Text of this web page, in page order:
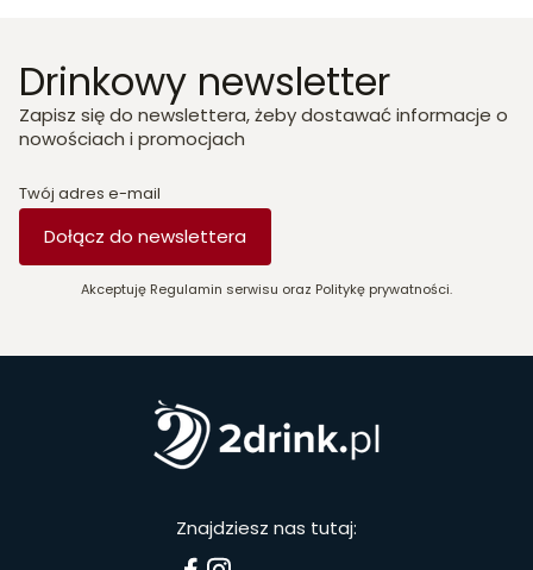
Drinkowy newsletter
Zapisz się do newslettera, żeby dostawać informacje o
nowościach i promocjach
Twój adres e-mail
Dołącz do newslettera
Akceptuję Regulamin serwisu oraz Politykę prywatności.
Znajdziesz nas tutaj: